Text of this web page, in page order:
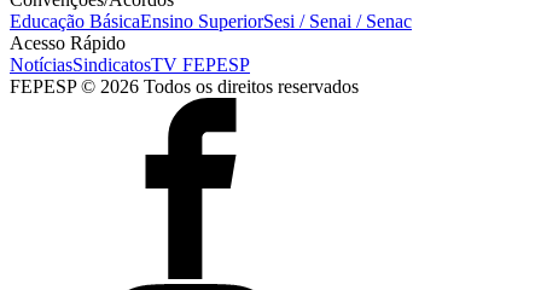
Educação BásicaEnsino SuperiorSesi / Senai / Senac
Acesso Rápido
NotíciasSindicatosTV FEPESP
FEPESP © 2026 Todos os direitos reservados